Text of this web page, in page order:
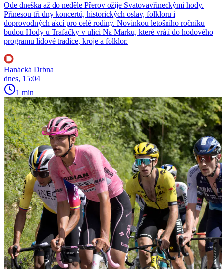
Ode dneška až do neděle Přerov ožije Svatovavřineckými hody.
Přinesou tři dny koncertů, historických oslav, folkloru i
doprovodných akcí pro celé rodiny. Novinkou letošního ročníku
budou Hody u Trafačky v ulici Na Marku, které vrátí do hodového
programu lidové tradice, kroje a folklor.
Hanácká Drbna
dnes, 15:04
1 min